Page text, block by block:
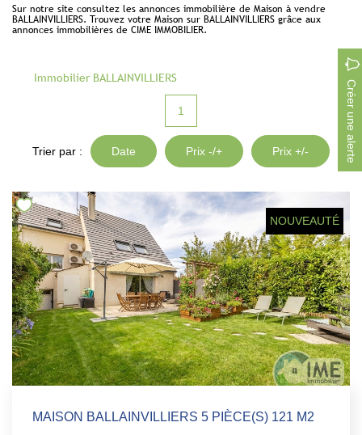
Notre Équipe
Parrainage
Nous Rejoindre
Avis Clients
CONTACT
EXTRANET
Sur notre site consultez les annonces immobilière de Maison à vendre
BALLAINVILLIERS. Trouvez votre Maison sur BALLAINVILLIERS grâce aux
annonces immobilières de CIME IMMOBILIER.
Immobilier BALLAINVILLIERS
Créer une alerte
1
Trier par : Date Prix -/+ Prix +/-
NOUVEAUTÉ
MAISON BALLAINVILLIERS 5 PIÈCE(S) 121 M2